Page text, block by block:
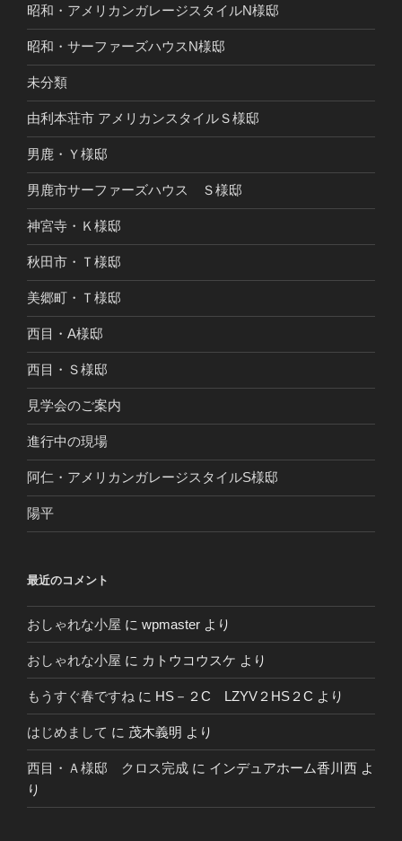
昭和・アメリカンガレージスタイルN様邸
昭和・サーファーズハウスN様邸
未分類
由利本荘市 アメリカンスタイルＳ様邸
男鹿・Ｙ様邸
男鹿市サーファーズハウス Ｓ様邸
神宮寺・Ｋ様邸
秋田市・Ｔ様邸
美郷町・Ｔ様邸
西目・A様邸
西目・Ｓ様邸
見学会のご案内
進行中の現場
阿仁・アメリカンガレージスタイルS様邸
陽平
最近のコメント
おしゃれな小屋 に wpmaster より
おしゃれな小屋 に カトウコウスケ より
もうすぐ春ですね に HS－２C LZYV２HS２C より
はじめまして に 茂木義明 より
西目・Ａ様邸 クロス完成 に インデュアホーム香川西 よ
り